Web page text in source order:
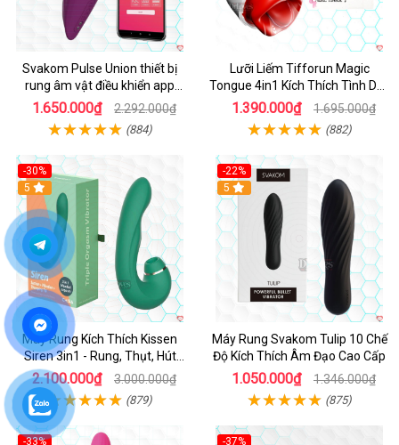
Svakom Pulse Union thiết bị
rung âm vật điều khiển app
mạnh mẽ
1.650.000₫ 2.292.000₫
(884)
Lưỡi Liếm Tifforun Magic
Tongue 4in1 Kích Thích Tình Dục
Cao Cấp
1.390.000₫ 1.695.000₫
(882)
-30%
Hot
5
Máy Rung Kích Thích Kissen
Siren 3in1 - Rung, Thụt, Hút
Mạnh
2.100.000₫ 3.000.000₫
(879)
-22%
Hot
5
Máy Rung Svakom Tulip 10 Chế
Độ Kích Thích Âm Đạo Cao Cấp
1.050.000₫ 1.346.000₫
(875)
-33% -37%